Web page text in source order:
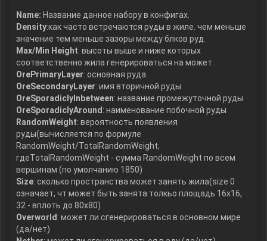
Name: Название данное набору в конфигах.
Density:как часто встречаются руды в жиле. чем меньше
значение тем меньше зазоры между блков руд.
Max/Min Height: высоты выше и ниже которых
соответственно жила генерироваться на может.
OrePrimaryLayer: основная руда
OreSecondaryLayer: имя вторичной руды
OreSporadiclyInbetween: название промежуточной руды
OreSporadiclyAround : наименование побочной руды
RandomWeight: вероятность появления
руды(вычисляется по формуле
RandomWeight/TotalRandomWeight,
гдеTotalRandomWeight - сумма RandomWeight по всем
вершинам (по умолчанию 1850)
Size: сколько пространства может занять жила(size 0
означает, чт может быть занята толкьо площадь 16х16,
32 - вплоть до 80х80)
Overworld : может ли сгенерироваться в основном мире
(да/нет)